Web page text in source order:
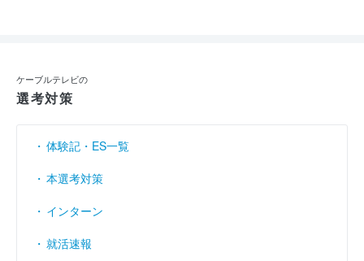
ケーブルテレビの
選考対策
体験記・ES一覧
本選考対策
インターン
就活速報